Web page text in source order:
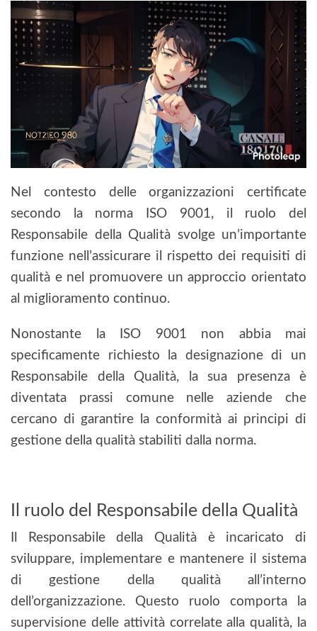
Nel contesto delle organizzazioni certificate
secondo la norma ISO 9001, il ruolo del
Responsabile della Qualità svolge un’importante
funzione nell’assicurare il rispetto dei requisiti di
qualità e nel promuovere un approccio orientato
al miglioramento continuo.
Nonostante la ISO 9001 non abbia mai
specificamente richiesto la designazione di un
Responsabile della Qualità, la sua presenza è
diventata prassi comune nelle aziende che
cercano di garantire la conformità ai principi di
gestione della qualità stabiliti dalla norma.
Il ruolo del Responsabile della Qualità
Il Responsabile della Qualità è incaricato di
sviluppare, implementare e mantenere il sistema
di gestione della qualità all’interno
dell’organizzazione. Questo ruolo comporta la
supervisione delle attività correlate alla qualità, la